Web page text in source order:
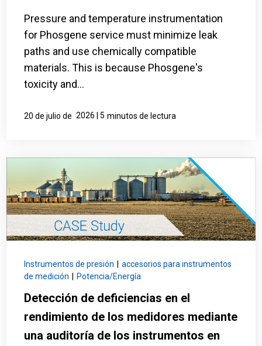
Pressure and temperature instrumentation
for Phosgene service must minimize leak
paths and use chemically compatible
materials. This is because Phosgene's
toxicity and...
20 de julio de 2026 | 5 minutos de lectura
Instrumentos de presión
accesorios para instrumentos
de medición
Potencia/Energía
Detección de deficiencias en el
rendimiento de los medidores mediante
una auditoría de los instrumentos en